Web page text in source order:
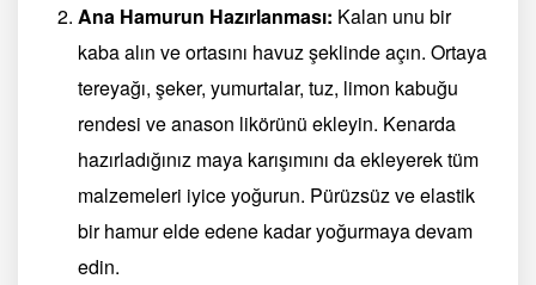
Ana Hamurun Hazırlanması: Kalan unu bir
kaba alın ve ortasını havuz şeklinde açın. Ortaya
tereyağı, şeker, yumurtalar, tuz, limon kabuğu
rendesi ve anason likörünü ekleyin. Kenarda
hazırladığınız maya karışımını da ekleyerek tüm
malzemeleri iyice yoğurun. Pürüzsüz ve elastik
bir hamur elde edene kadar yoğurmaya devam
edin.